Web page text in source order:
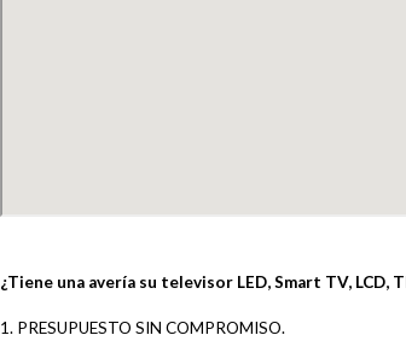
¿Tiene una avería su televisor LED, Smart TV, LCD,
1. PRESUPUESTO SIN COMPROMISO.